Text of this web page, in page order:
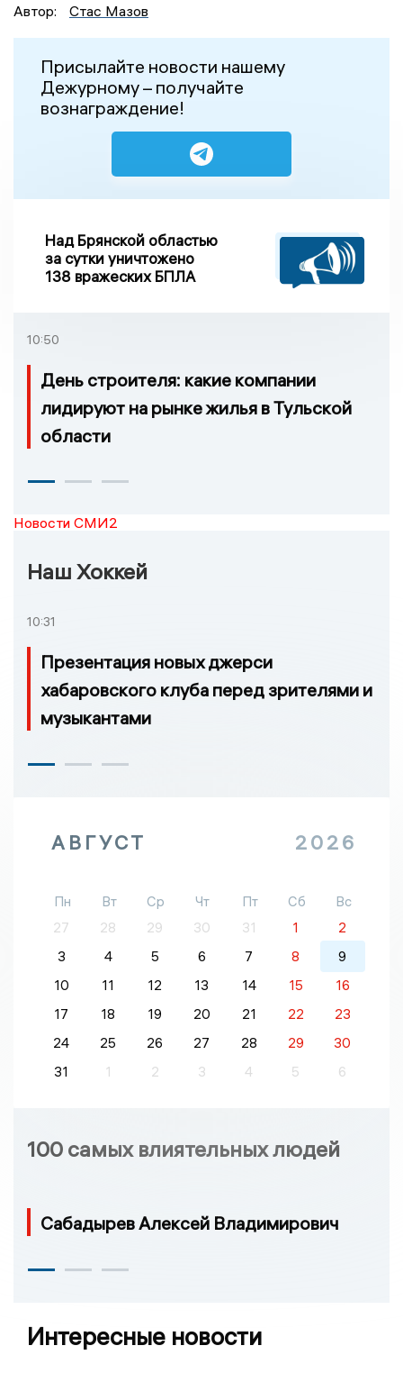
Автор:
Стас Мазов
Присылайте новости нашему
Дежурному – получайте
вознаграждение!
Над Брянской областью
за сутки уничтожено
138 вражеских БПЛА
10:50
День строителя: какие компании
лидируют на рынке жилья в Тульской
области
Новости СМИ2
Наш Хоккей
10:31
Презентация новых джерси
хабаровского клуба перед зрителями и
музыкантами
АВГУСТ 2026
Пн Вт Ср Чт Пт Сб
Вс
27
28 29 30 31 1
2
3
4 5 6 7 8
9
10
11 12 13 14 15
16
17
18 19 20 21 22
23
24
25 26 27 28 29
30
31
1 2 3 4 5 6
100 самых влиятельных людей
Сабадырев Алексей Владимирович
Интересные новости